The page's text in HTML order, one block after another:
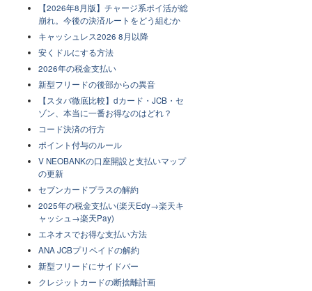
【2026年8月版】チャージ系ポイ活が総
崩れ。今後の決済ルートをどう組むか
キャッシュレス2026 8月以降
安くドルにする方法
2026年の税金支払い
新型フリードの後部からの異音
【スタバ徹底比較】dカード・JCB・セ
ゾン、本当に一番お得なのはどれ？
コード決済の行方
ポイント付与のルール
V NEOBANKの口座開設と支払いマップ
の更新
セブンカードプラスの解約
2025年の税金支払い(楽天Edy→楽天キ
ャッシュ→楽天Pay)
エネオスでお得な支払い方法
ANA JCBプリペイドの解約
新型フリードにサイドバー
クレジットカードの断捨離計画